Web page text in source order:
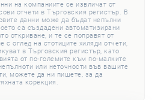
на компаниите се извличат от
отчети в Търговския регистър. В
данни може да бъдат непълни
са създадени автоматизирани
откриване, и те се поправят от
с оглед на стотиците хиляди отчети,
в Търговския регистър, като
от по-големите към по-малките
или неточности във вашите
можете да ни пишете, за да
корекция.